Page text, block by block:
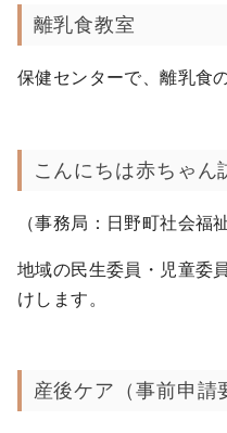
離乳食教室
保健センターで、離乳食
こんにちは赤ちゃん
（事務局：日野町社会福
地域の民生委員・児童委
けします。
産後ケア（事前申請